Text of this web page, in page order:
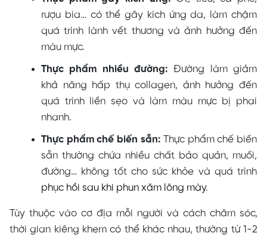
rượu bia… có thể gây kích ứng da, làm chậm
quá trình lành vết thương và ảnh hưởng đến
màu mực.
Thực phẩm nhiều đường:Đường làm giảm
khả năng hấp thụ collagen, ảnh hưởng đến
quá trình liền sẹo và làm màu mực bị phai
nhanh.
Thực phẩm chế biến sẵn:Thực phẩm chế biến
sẵn thường chứa nhiều chất bảo quản, muối,
đường… không tốt cho sức khỏe và quá trình
phục hồi sau khi phun xăm lông mày.
Tùy thuộc vào cơ địa mỗi người và cách chăm sóc,
thời gian kiêng khem có thể khác nhau, thường từ 1-2